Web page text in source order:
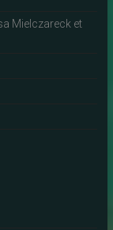
Mielczareck et